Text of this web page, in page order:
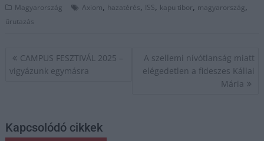
Magyarország Axiom, hazatérés, ISS, kapu tibor, magyarország,
űrutazás
Bejegyzés
navigáció
CAMPUS FESZTIVÁL 2025 –
vigyázunk egymásra
A szellemi nívótlanság miatt
elégedetlen a fideszes Kállai
Mária
Kapcsolódó cikkek